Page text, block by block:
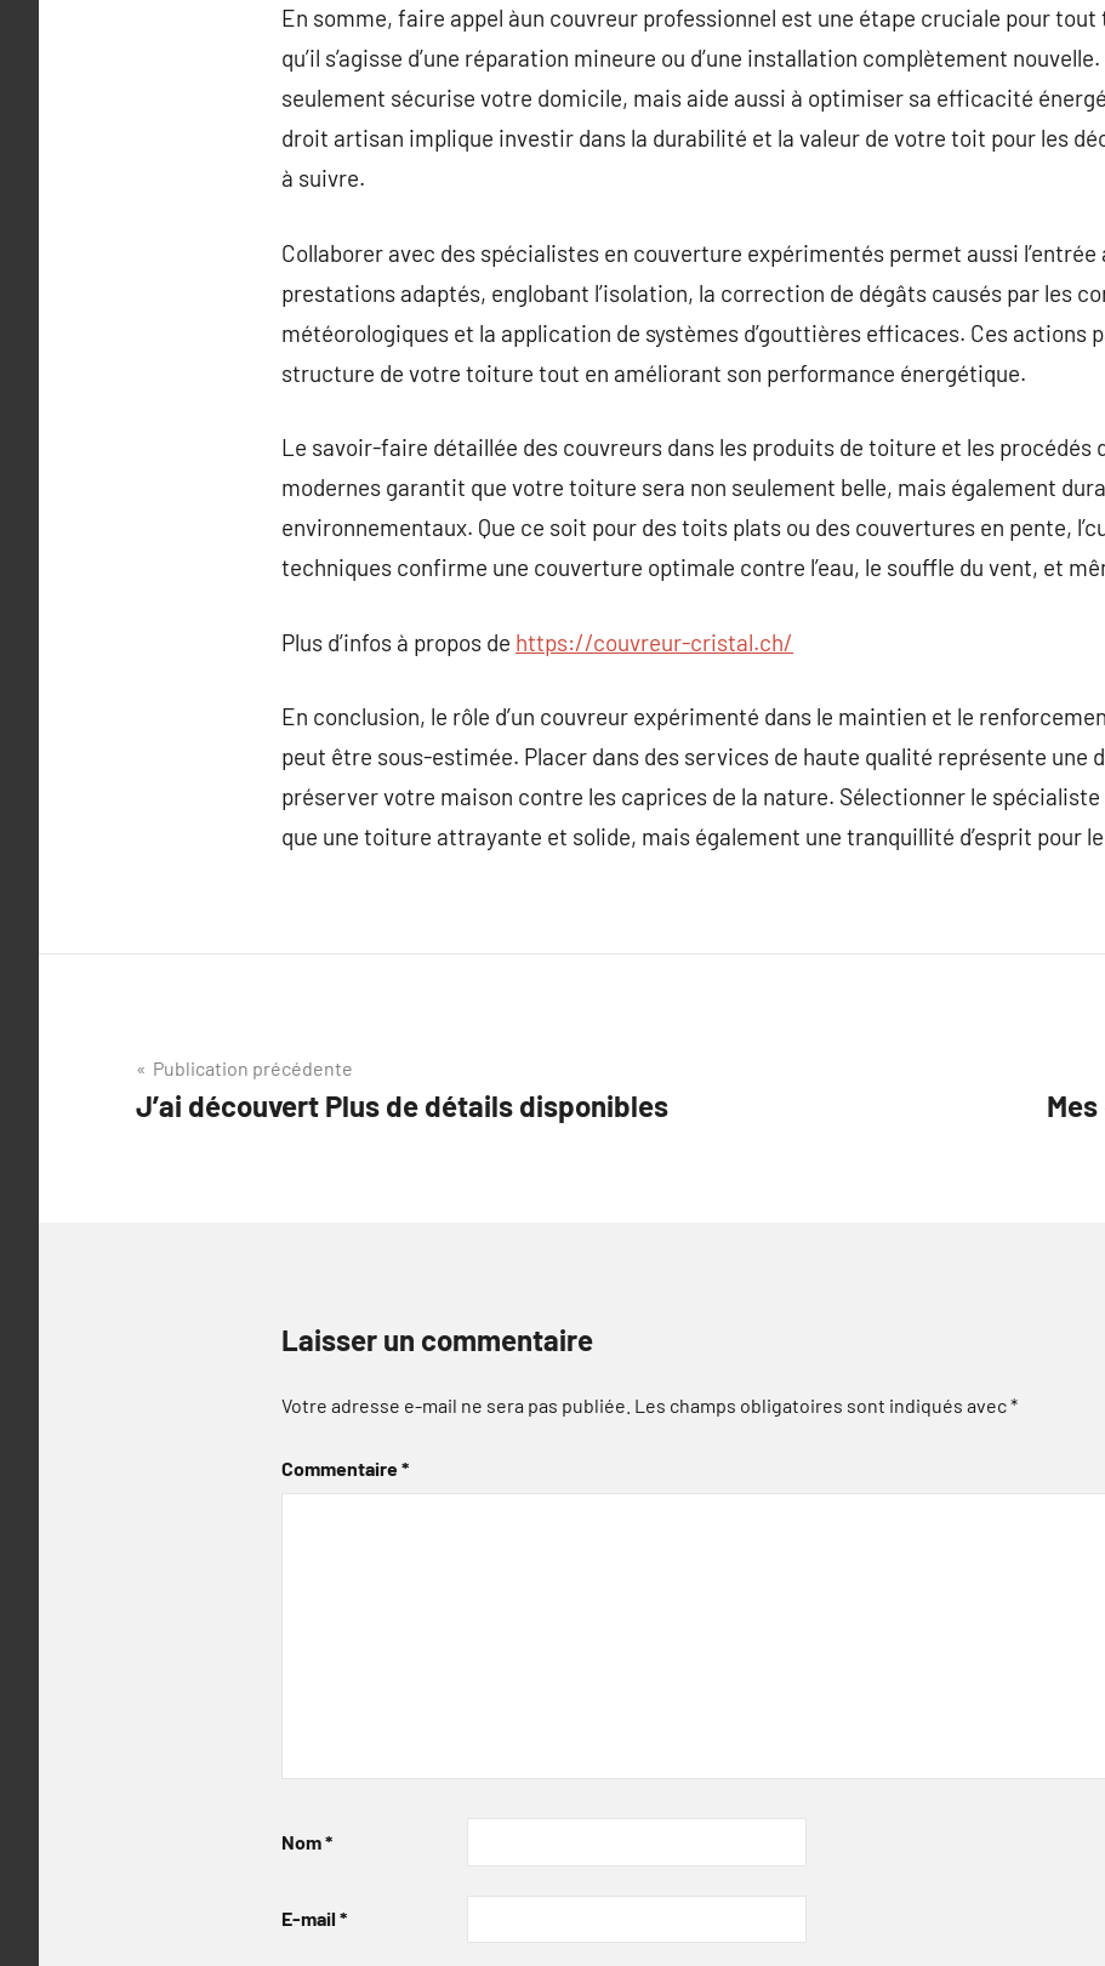
En somme, faire appel àun couvreur professionnel est une étape cruciale pour
qu’il s’agisse d’une réparation mineure ou d’une installation complètement
seulement sécurise votre domicile, mais aide aussi à optimiser sa efficacité
droit artisan implique investir dans la durabilité et la valeur de votre toit pour les
à suivre.
Collaborer avec des spécialistes en couverture expérimentés permet aussi l’entrée
prestations adaptés, englobant l’isolation, la correction de dégâts causés par les
météorologiques et la application de systèmes d’gouttières efficaces. Ces actions
structure de votre toiture tout en améliorant son performance énergétique.
Le savoir-faire détaillée des couvreurs dans les produits de toiture et les procédés
modernes garantit que votre toiture sera non seulement belle, mais également
environnementaux. Que ce soit pour des toits plats ou des couvertures en pente,
techniques confirme une couverture optimale contre l’eau, le souffle du vent, et
Plus d’infos à propos de https://couvreur-cristal.ch/
En conclusion, le rôle d’un couvreur expérimenté dans le maintien et le
peut être sous-estimée. Placer dans des services de haute qualité représente une
préserver votre maison contre les caprices de la nature. Sélectionner le
que une toiture attrayante et solide, mais également une tranquillité d’esprit pour
Navigation
de
Publication précédente
J’ai découvert Plus de détails disponibles
Laisser un commentaire
Votre adresse e-mail ne sera pas publiée. Les champs obligatoires sont indiqués avec*
Commentaire*
Nom*
E-mail *